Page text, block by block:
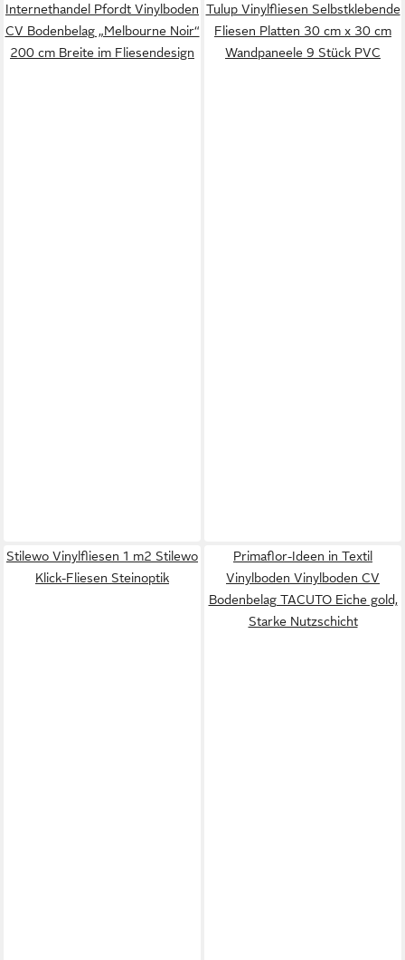
Internethandel Pfordt Vinylboden
CV Bodenbelag „Melbourne Noir“
200 cm Breite im Fliesendesign
Tulup Vinylfliesen Selbstklebende
Fliesen Platten 30 cm x 30 cm
Wandpaneele 9 Stück PVC
Stilewo Vinylfliesen 1 m2 Stilewo
Klick-Fliesen Steinoptik
Primaflor-Ideen in Textil
Vinylboden Vinylboden CV
Bodenbelag TACUTO Eiche gold,
Starke Nutzschicht